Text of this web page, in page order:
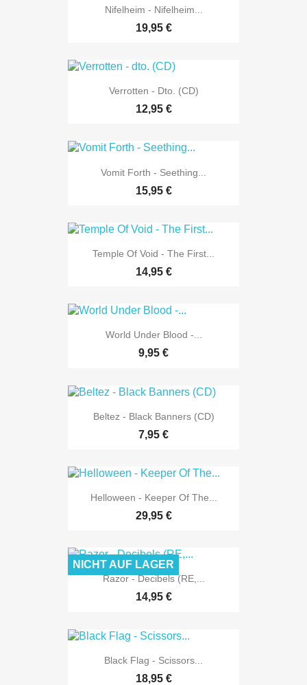
Nifelheim - Nifelheim...
19,95 €
Verrotten - Dto. (CD)
12,95 €
Vomit Forth - Seething...
15,95 €
Temple Of Void - The First...
14,95 €
World Under Blood -...
9,95 €
Beltez - Black Banners (CD)
7,95 €
Helloween - Keeper Of The...
29,95 €
Razor - Decibels (RE,...
14,95 €
NICHT AUF LAGER
Black Flag - Scissors...
18,95 €